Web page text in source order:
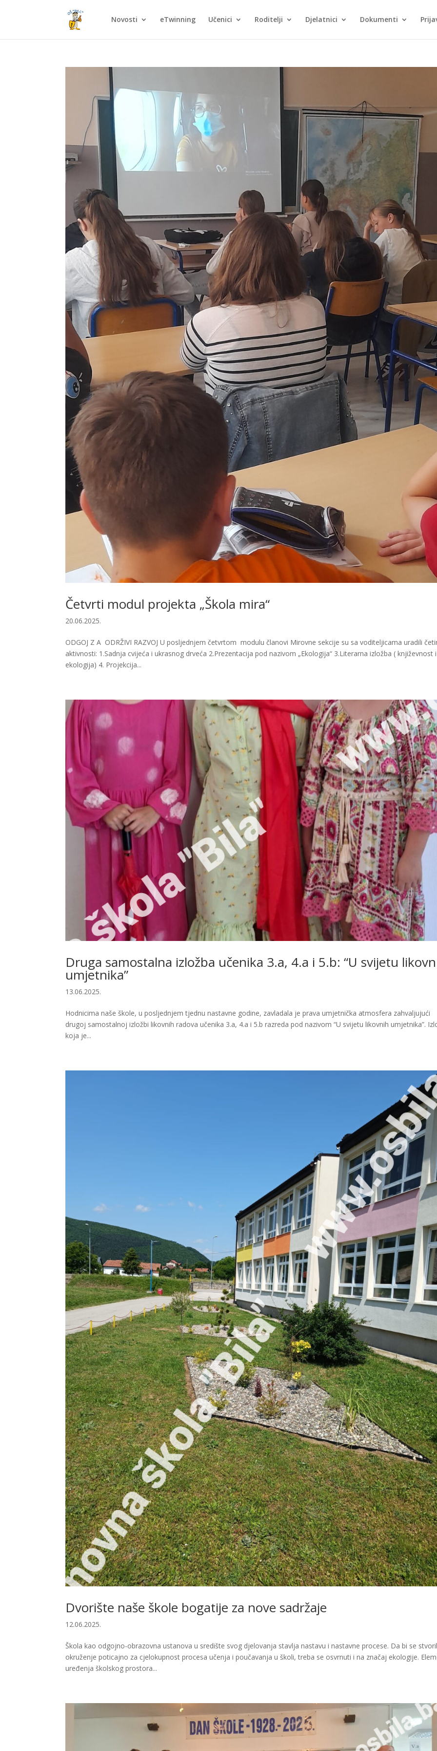
Novosti eTwinning Učenici Roditelji Djelatnici Dokumenti
Četvrti modul projekta „Škola mira“
20.06.2025.
ODGOJ Z A ODRŽIVI RAZVOJ U posljednjem četvrtom modulu članovi Mirovne sekcije su sa voditeljicama uradili
aktivnosti: 1.Sadnja cvijeća i ukrasnog drveća 2.Prezentacija pod nazivom „Ekologija“ 3.Literarna izložba ( književnost i
ekologija) 4. Projekcija...
Druga samostalna izložba učenika 3.a, 4.a i 5.b: “U svijetu
umjetnika”
13.06.2025.
Hodnicima naše škole, u posljednjem tjednu nastavne godine, zavladala je prava umjetnička atmosfera zahvaljujući
drugoj samostalnoj izložbi likovnih radova učenika 3.a, 4.a i 5.b razreda pod nazivom “U svijetu likovnih umjetnika”.
koja je...
Dvorište naše škole bogatije za nove sadržaje
12.06.2025.
Škola kao odgojno-obrazovna ustanova u središte svog djelovanja stavlja nastavu i nastavne procese. Da bi se
okruženje poticajno za cjelokupnost procesa učenja i poučavanja u školi, treba se osvrnuti i na značaj ekologije.
uređenja školskog prostora...